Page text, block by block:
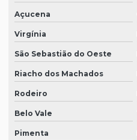
Açucena
Virgínia
São Sebastião do Oeste
Riacho dos Machados
Rodeiro
Belo Vale
Pimenta